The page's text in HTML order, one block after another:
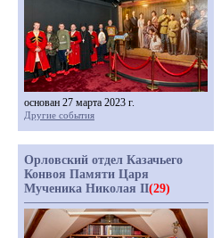
основан 27 марта 2023 г.
Другие события
Орловский отдел Казачьего
Конвоя Памяти Царя
Мученика Николая II(29)